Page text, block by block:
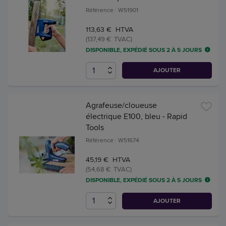
Référence : W51901
113,63 € HTVA
(137,49 € TVAC)
DISPONIBLE, EXPÉDIÉ SOUS 2 À 5 JOURS
AJOUTER
Agrafeuse/cloueuse
électrique E100, bleu - Rapid
Tools
Référence : W51674
45,19 € HTVA
(54,68 € TVAC)
DISPONIBLE, EXPÉDIÉ SOUS 2 À 5 JOURS
AJOUTER